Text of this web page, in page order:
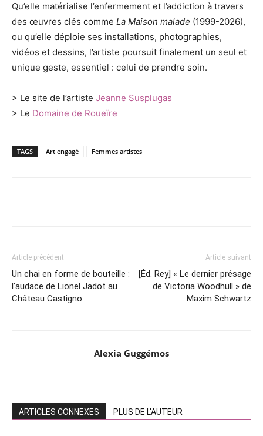
Qu’elle matérialise l’enfermement et l’addiction à travers
des œuvres clés comme La Maison malade (1999-2026),
ou qu’elle déploie ses installations, photographies,
vidéos et dessins, l’artiste poursuit finalement un seul et
unique geste, essentiel : celui de prendre soin.
> Le site de l’artiste Jeanne Susplugas
> Le Domaine de Roueïre
TAGS Art engagé Femmes artistes
Article précédent
Un chai en forme de bouteille :
l’audace de Lionel Jadot au
Château Castigno
Article suivant
[Éd. Rey] « Le dernier présage
de Victoria Woodhull » de
Maxim Schwartz
Alexia Guggémos
ARTICLES CONNEXES PLUS DE L'AUTEUR